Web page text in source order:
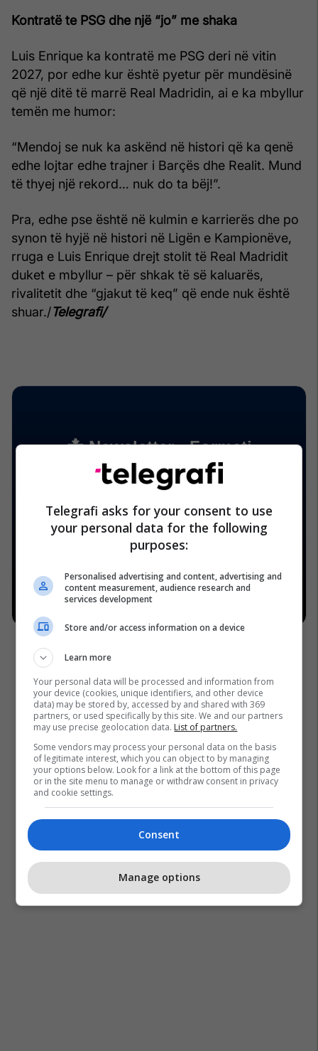
Kontratë te PSG dhe një “jo” me shaka
Luis Enrique ka kontratë me PSG deri në vitin
2027, por edhe kur është pyetur për mundësinë
që një ditë të marrë Real Madridin, ai e ka mbyllur
temën me humor:
“Mendoj se nuk ka askënd në histori që ka qenë
edhe lojtar edhe trajner i Barçës dhe Realit. Mund
të thyej një rekord… nuk do ta bëj!”.
Pra, edhe pse është në kulmin e karrierës dhe po
synon të hyjë në histori në Ligën e Kampionëve,
rruga e Luis Enrique drejt stolit të Real Madridit
duket e mbyllur – për shkak të së kaluarës,
rivalitetit dhe “gjakut të keq” që ende nuk është
shuar./Telegrafi/
Telegrafi asks for your consent to use
your personal data for the following
purposes:
Personalised advertising and content, advertising and
content measurement, audience research and
services development
Store and/or access information on a device
Learn more
Your personal data will be processed and information from
your device (cookies, unique identifiers, and other device
data) may be stored by, accessed by and shared with 369
partners, or used specifically by this site. We and our partners
may use precise geolocation data. List of partners.
Some vendors may process your personal data on the basis
of legitimate interest, which you can object to by managing
your options below. Look for a link at the bottom of this page
or in the site menu to manage or withdraw consent in privacy
and cookie settings.
Consent
Manage options